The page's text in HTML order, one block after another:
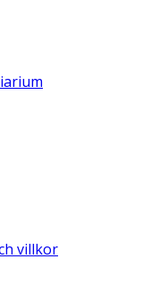
villkor